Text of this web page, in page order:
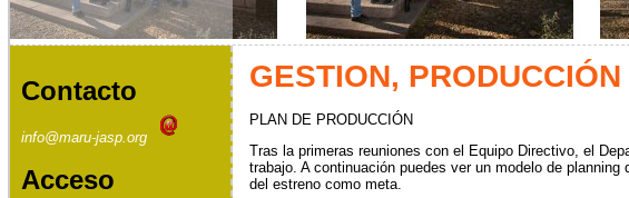
Contacto
info@maru-jasp.org
Acceso
GESTION,
PLAN DE PRODUCCIÓN
Tras la primeras reuniones con el Equipo Directivo, el
trabajo. A continuación puedes ver un modelo de
del estreno como meta.